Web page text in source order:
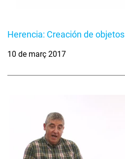
Herencia: Creación de objetos
10 de març 2017